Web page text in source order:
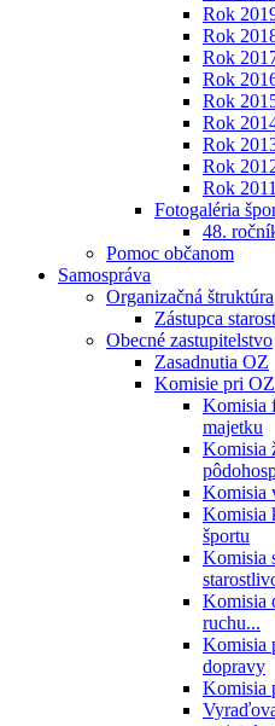
Rok
Rok
Rok
Rok
Rok
Rok
Rok
Rok
Rok 2011
Fotogaléria
48.
Pomoc občanom
Samospráva
Organizačná štruktúra
Zástupca
Obecné zastupitelstvo
Zasadnutia OZ
Komisie pri OZ
Komisia
majetku
Komisia
Komisia
Komisia
športu
Komisia
Komisia
ruchu...
Komisia
dopravy
Komisia